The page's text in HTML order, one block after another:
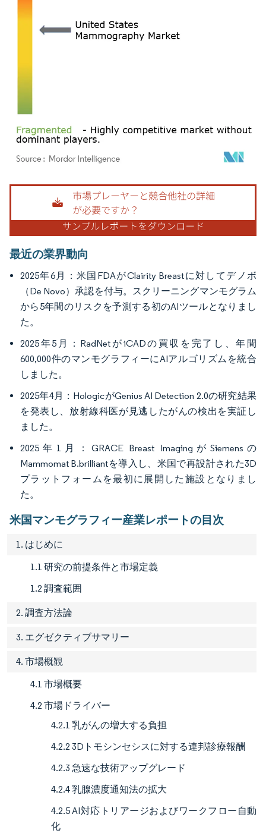
画像 © Mordor Intelligence。再利用にはCC BY 4.0の表示が必要です。
最近の業界動向
2025年6月：米国FDAがClairity Breastに対してデノボ
（De Novo）承認を付与。スクリーニングマンモグラム
から5年間のリスクを予測する初のAIツールとなりまし
た。
2025年5月：RadNetがiCADの買収を完了し、年間
600,000件のマンモグラフィーにAIアルゴリズムを統合
しました。
2025年4月：HologicがGenius AI Detection 2.0の研究結果
を発表し、放射線科医が見逃したがんの検出を実証し
ました。
2025年1月：GRACE Breast ImagingがSiemensの
Mammomat B.brilliantを導入し、米国で再設計された3D
プラットフォームを最初に展開した施設となりまし
た。
米国マンモグラフィー産業レポートの目次
1. はじめに
1.1 研究の前提条件と市場定義
1.2 調査範囲
2. 調査方法論
3. エグゼクティブサマリー
4. 市場概観
4.1 市場概要
4.2 市場ドライバー
4.2.1 乳がんの増大する負担
4.2.2 3Dトモシンセシスに対する連邦診療報酬
4.2.3 急速な技術アップグレード
4.2.4 乳腺濃度通知法の拡大
4.2.5 AI対応トリアージおよびワークフロー自動
化